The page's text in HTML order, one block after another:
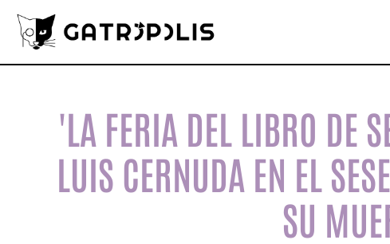
'LA FERIA DEL LIBRO DE
LUIS CERNUDA EN EL
SU